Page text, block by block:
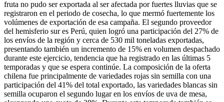
fruta no pudo ser exportada al ser afectada por fuertes lluvias que se
registraron en el periodo de cosecha, lo que mermó fuertemente los
volúmenes de exportación de esa campaña. El segundo proveedor
del hemisferio sur es Perú, quien logró una participación del 27% de
los envíos de la región y cerca de 530 mil toneladas exportadas,
presentando también un incremento de 15% en volumen despachado
durante este ejercicio, tendencia que ha registrado en las últimas 5
temporadas y que se espera continúe. La composición de la oferta
chilena fue principalmente de variedades rojas sin semilla con una
participación del 41% del total exportado, las variedades blancas sin
semilla ocuparon el segundo lugar en los envíos de uva de mesa,